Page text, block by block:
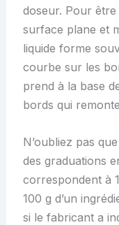
doseur. Pour
surface plane et
liquide forme
courbe sur les
prend à la base
bords qui
N’oubliez pas
des graduations
correspondent à
100 g d’un
si le fabricant a